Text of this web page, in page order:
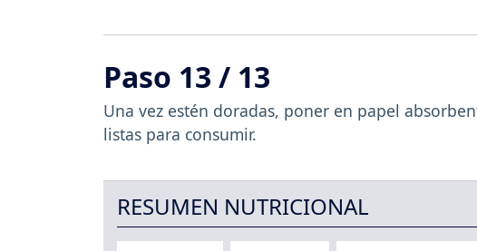
Paso 13 / 13
Una vez estén doradas, poner en papel
listas para consumir.
RESUMEN NUTRICIONAL